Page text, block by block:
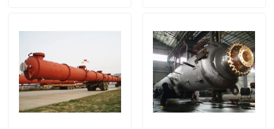
Visita alla fabbrica